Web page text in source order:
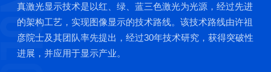
真激光显示技术是以红、绿、蓝三色激光为光源，经过先进
的架构工艺，实现图像显示的技术路线。该技术路线由许祖
彦院士及其团队率先提出，经过30年技术研究，获得突破性
进展，并应用于显示产业。